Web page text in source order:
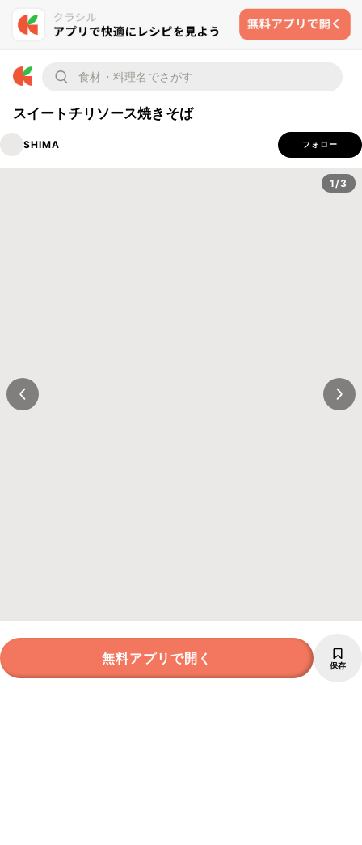
スイートチリソース焼きそば
SHIMA フォロー
1/3
無料アプリで開く 保存